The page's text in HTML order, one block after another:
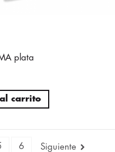
plata
carrito
6 Siguiente